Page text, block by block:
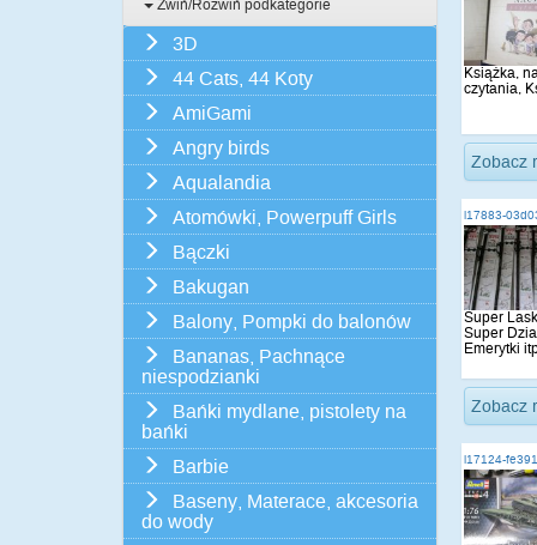
Zwiń/Rozwiń podkategorie
3D
44 Cats, 44 Koty
AmiGami
Angry birds
Aqualandia
Atomówki, Powerpuff Girls
Bączki
Bakugan
Balony, Pompki do balonów
Bananas, Pachnące
niespodzianki
Bańki mydlane, pistolety na
bańki
Barbie
Baseny, Materace, akcesoria
do wody
Książka,
czytania,
Zobacz
i17883-
Super
Super
Emerytki
Zobacz
i17124-